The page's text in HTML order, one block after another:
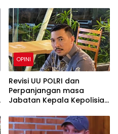
OPINI
Revisi UU POLRI dan
Perpanjangan masa
Jabatan Kepala Kepolisian